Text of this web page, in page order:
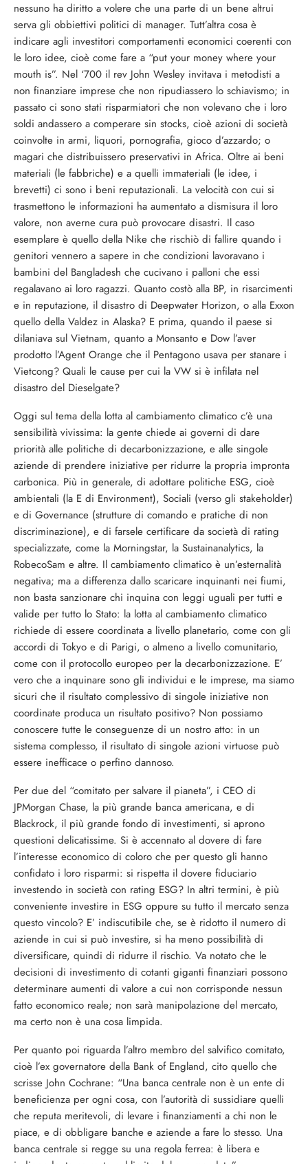
nessuno ha diritto a volere che una parte di un bene altrui
serva gli obbiettivi politici di manager. Tutt’altra cosa è
indicare agli investitori comportamenti economici coerenti con
le loro idee, cioè come fare a “put your money where your
mouth is”. Nel ‘700 il rev John Wesley invitava i metodisti a
non finanziare imprese che non ripudiassero lo schiavismo; in
passato ci sono stati risparmiatori che non volevano che i loro
soldi andassero a comperare sin stocks, cioè azioni di società
coinvolte in armi, liquori, pornografia, gioco d’azzardo; o
magari che distribuissero preservativi in Africa. Oltre ai beni
materiali (le fabbriche) e a quelli immateriali (le idee, i
brevetti) ci sono i beni reputazionali. La velocità con cui si
trasmettono le informazioni ha aumentato a dismisura il loro
valore, non averne cura può provocare disastri. Il caso
esemplare è quello della Nike che rischiò di fallire quando i
genitori vennero a sapere in che condizioni lavoravano i
bambini del Bangladesh che cucivano i palloni che essi
regalavano ai loro ragazzi. Quanto costò alla BP, in risarcimenti
e in reputazione, il disastro di Deepwater Horizon, o alla Exxon
quello della Valdez in Alaska? E prima, quando il paese si
dilaniava sul Vietnam, quanto a Monsanto e Dow l’aver
prodotto l’Agent Orange che il Pentagono usava per stanare i
Vietcong? Quali le cause per cui la VW si è infilata nel
disastro del Dieselgate?
Oggi sul tema della lotta al cambiamento climatico c’è una
sensibilità vivissima: la gente chiede ai governi di dare
priorità alle politiche di decarbonizzazione, e alle singole
aziende di prendere iniziative per ridurre la propria impronta
carbonica. Più in generale, di adottare politiche ESG, cioè
ambientali (la E di Environment), Sociali (verso gli stakeholder)
e di Governance (strutture di comando e pratiche di non
discriminazione), e di farsele certificare da società di rating
specializzate, come la Morningstar, la Sustainanalytics, la
RobecoSam e altre. Il cambiamento climatico è un’esternalità
negativa; ma a differenza dallo scaricare inquinanti nei fiumi,
non basta sanzionare chi inquina con leggi uguali per tutti e
valide per tutto lo Stato: la lotta al cambiamento climatico
richiede di essere coordinata a livello planetario, come con gli
accordi di Tokyo e di Parigi, o almeno a livello comunitario,
come con il protocollo europeo per la decarbonizzazione. E’
vero che a inquinare sono gli individui e le imprese, ma siamo
sicuri che il risultato complessivo di singole iniziative non
coordinate produca un risultato positivo? Non possiamo
conoscere tutte le conseguenze di un nostro atto: in un
sistema complesso, il risultato di singole azioni virtuose può
essere inefficace o perfino dannoso.
Per due del “comitato per salvare il pianeta”, i CEO di
JPMorgan Chase, la più grande banca americana, e di
Blackrock, il più grande fondo di investimenti, si aprono
questioni delicatissime. Si è accennato al dovere di fare
l’interesse economico di coloro che per questo gli hanno
confidato i loro risparmi: si rispetta il dovere fiduciario
investendo in società con rating ESG? In altri termini, è più
conveniente investire in ESG oppure su tutto il mercato senza
questo vincolo? E’ indiscutibile che, se è ridotto il numero di
aziende in cui si può investire, si ha meno possibilità di
diversificare, quindi di ridurre il rischio. Va notato che le
decisioni di investimento di cotanti giganti finanziari possono
determinare aumenti di valore a cui non corrisponde nessun
fatto economico reale; non sarà manipolazione del mercato,
ma certo non è una cosa limpida.
Per quanto poi riguarda l’altro membro del salvifico comitato,
cioè l’ex governatore della Bank of England, cito quello che
scrisse John Cochrane: “Una banca centrale non è un ente di
beneficienza per ogni cosa, con l’autorità di sussidiare quelli
che reputa meritevoli, di levare i finanziamenti a chi non le
piace, e di obbligare banche e aziende a fare lo stesso. Una
banca centrale si regge su una regola ferrea: è libera e